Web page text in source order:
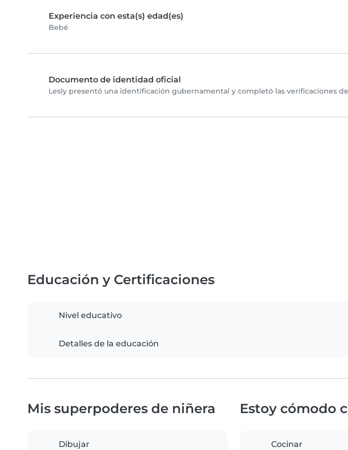
Experiencia con esta(s) edad(es)
Bebé
Documento de identidad oficial
Lesly presentó una identificación gubernamental y completó las verificaciones
Educación y Certificaciones
Nivel educativo
Detalles de la educación
Mis superpoderes de niñera
Dibujar
Estoy cómodo
Cocinar